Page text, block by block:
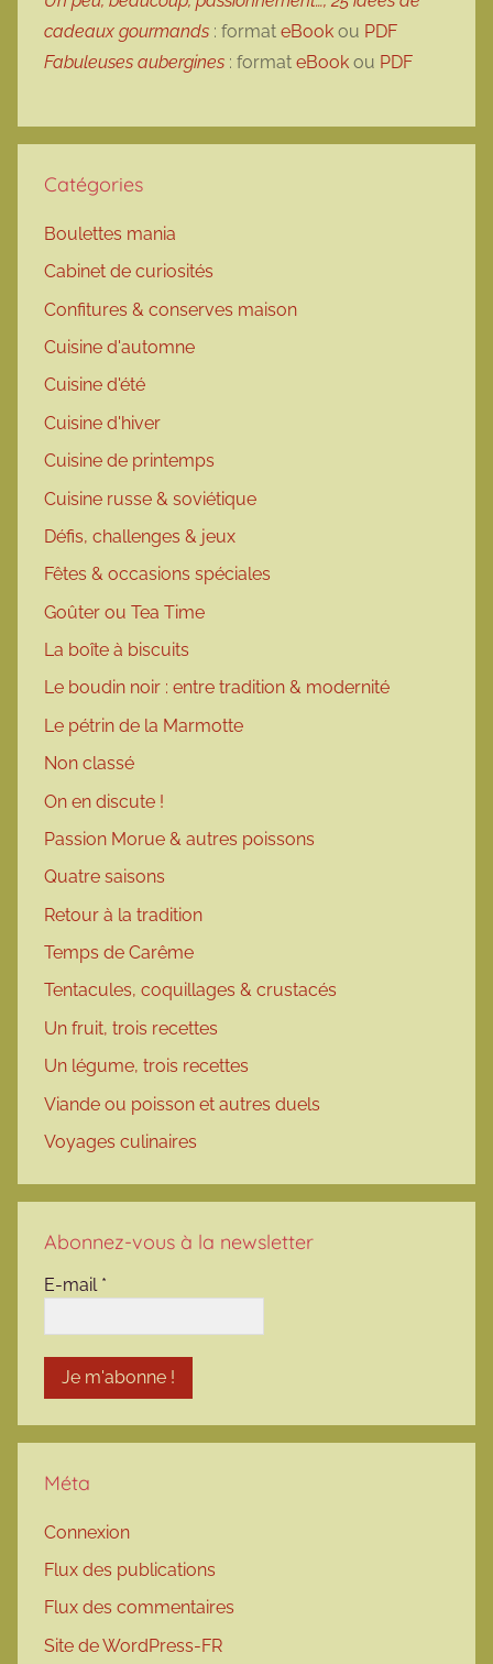
cadeaux gourmands : format eBook ou PDF
Fabuleuses aubergines : format eBook ou PDF
Catégories
Boulettes mania
Cabinet de curiosités
Confitures & conserves maison
Cuisine d'automne
Cuisine d'été
Cuisine d'hiver
Cuisine de printemps
Cuisine russe & soviétique
Défis, challenges & jeux
Fêtes & occasions spéciales
Goûter ou Tea Time
La boîte à biscuits
Le boudin noir : entre tradition & modernité
Le pétrin de la Marmotte
Non classé
On en discute !
Passion Morue & autres poissons
Quatre saisons
Retour à la tradition
Temps de Carême
Tentacules, coquillages & crustacés
Un fruit, trois recettes
Un légume, trois recettes
Viande ou poisson et autres duels
Voyages culinaires
Abonnez-vous à la newsletter
E-mail *
Méta
Connexion
Flux des publications
Flux des commentaires
Site de WordPress-FR